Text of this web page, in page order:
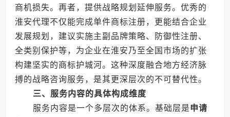
商机损失。再者，提供战略规划延伸服务。优秀的
淮安代理不仅能完成单件商标注册，更能结合企业
发展规划，建议实施主副品牌策略、防御性注册、
全类别保护等，为企业在淮安乃至全国市场的扩张
构建坚实的商标护城河。这种深度融合地方经济脉
搏的战略咨询服务，是其更深层次的不可替代性。
三、服务内容的具体构成维度
服务内容是一个多层次的体系。基础层是申请